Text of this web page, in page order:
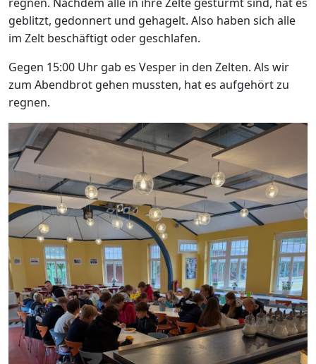
geblitzt, gedonnert und gehagelt. Also haben sich alle
im Zelt beschäftigt oder geschlafen.
Gegen 15:00 Uhr gab es Vesper in den Zelten. Als wir
zum Abendbrot gehen mussten, hat es aufgehört zu
regnen.